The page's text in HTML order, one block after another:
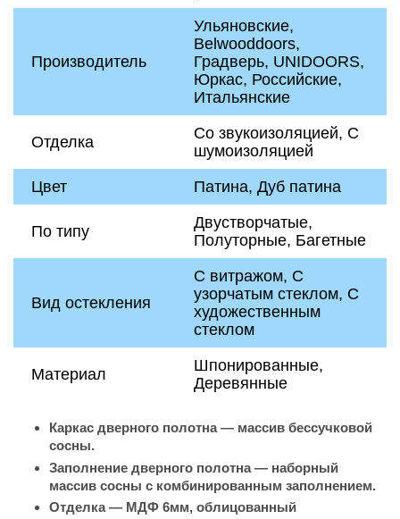
Производитель
Ульяновские,
Belwooddoors,
Градверь, UNIDOORS,
Юркас, Российские,
Итальянские
Отделка
Со звукоизоляцией, С
шумоизоляцией
Цвет
Патина, Дуб патина
По типу
Двустворчатые,
Полуторные, Багетные
Вид остекления
С витражом, С
узорчатым стеклом, С
художественным
стеклом
Материал
Шпонированные,
Деревянные
Каркас дверного полотна — массив бессучковой
сосны.
Заполнение дверного полотна — наборный
массив сосны с комбинированным заполнением.
Отделка — МДФ 6мм, облицованный